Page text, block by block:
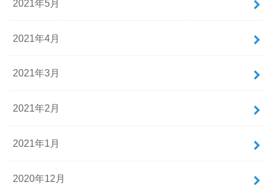
2021年5月
2021年4月
2021年3月
2021年2月
2021年1月
2020年12月